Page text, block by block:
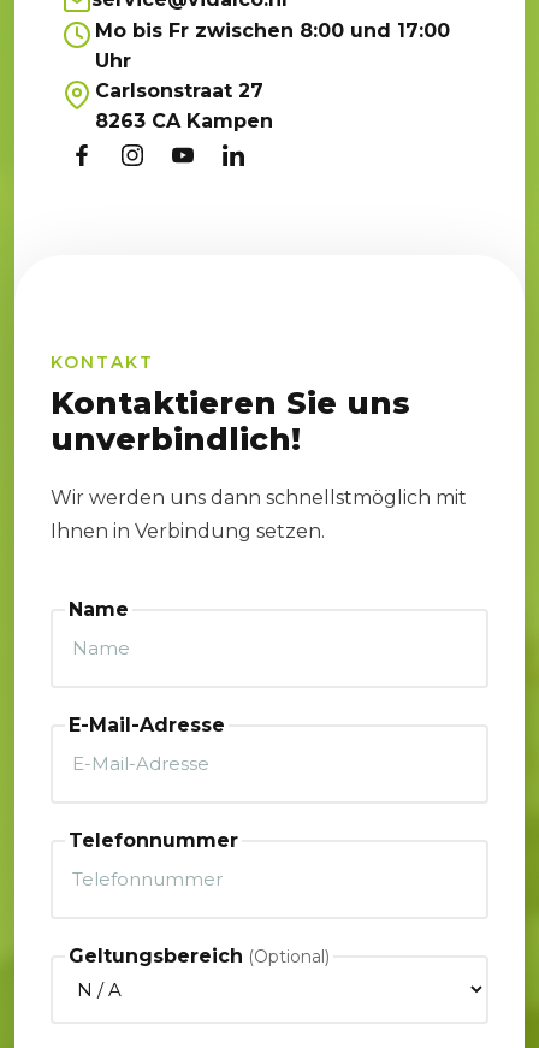
Mo bis Fr zwischen 8:00 und 17:00
Uhr
Carlsonstraat 27
8263 CA Kampen
KONTAKT
Kontaktieren Sie uns
unverbindlich!
Wir werden uns dann schnellstmöglich mit
Ihnen in Verbindung setzen.
Name
E-Mail-Adresse
Telefonnummer
Geltungsbereich